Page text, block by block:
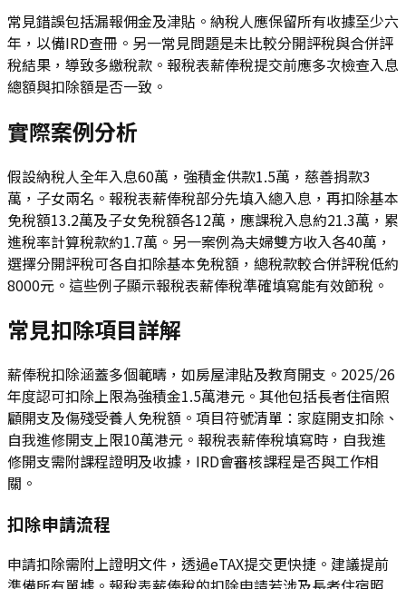
常見錯誤包括漏報佣金及津貼。納稅人應保留所有收據至少六
年，以備IRD查冊。另一常見問題是未比較分開評稅與合併評
稅結果，導致多繳稅款。報稅表薪俸稅提交前應多次檢查入息
總額與扣除額是否一致。
實際案例分析
假設納稅人全年入息60萬，強積金供款1.5萬，慈善捐款3
萬，子女兩名。報稅表薪俸稅部分先填入總入息，再扣除基本
免稅額13.2萬及子女免稅額各12萬，應課稅入息約21.3萬，累
進稅率計算稅款約1.7萬。另一案例為夫婦雙方收入各40萬，
選擇分開評稅可各自扣除基本免稅額，總稅款較合併評稅低約
8000元。這些例子顯示報稅表薪俸稅準確填寫能有效節稅。
常見扣除項目詳解
薪俸稅扣除涵蓋多個範疇，如房屋津貼及教育開支。2025/26
年度認可扣除上限為強積金1.5萬港元。其他包括長者住宿照
顧開支及傷殘受養人免稅額。項目符號清單：家庭開支扣除、
自我進修開支上限10萬港元。報稅表薪俸稅填寫時，自我進
修開支需附課程證明及收據，IRD會審核課程是否與工作相
關。
扣除申請流程
申請扣除需附上證明文件，透過eTAX提交更快捷。建議提前